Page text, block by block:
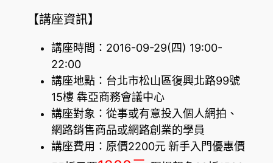
【講座資訊】
講座時間：2016-09-29(四) 19:00-
22:00
講座地點：台北市松山區復興北路99號
15樓 犇亞商務會議中心
講座對象：從事或有意投入個人網拍、
網路銷售商品或網路創業的學員
講座費用：原價2200元新手入門優惠價